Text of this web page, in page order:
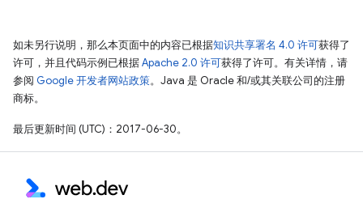
如未另行说明，那么本页面中的内容已根据知识共享署名 4.0 许可获得了
许可，并且代码示例已根据Apache 2.0 许可获得了许可。有关详情，请
参阅 Google 开发者网站政策。Java 是 Oracle 和/或其关联公司的注册
商标。
最后更新时间 (UTC)：2017-06-30。